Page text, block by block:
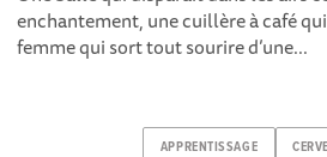
enchantement, une cuillère à café
femme qui sort tout sourire d’une...
APPRENTISSAGE